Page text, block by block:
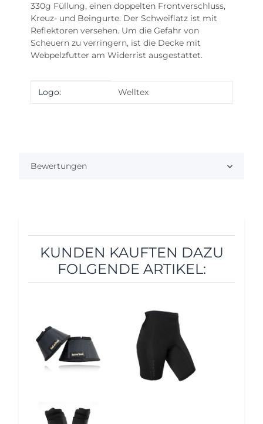
330g Füllung, einen doppelten Frontverschluss,
Kreuz- und Beingurte. Der Schweiflatz ist mit
Reflektoren versehen. Um die Gefahr von
Scheuern zu verringern, ist die Decke mit
Webpelzfutter am Widerrist ausgestattet.
Produkteigenschaft
Wert
Logo: Welltex
Bewertungen
KUNDEN KAUFTEN DAZU
FOLGENDE ARTIKEL:
10%
12%